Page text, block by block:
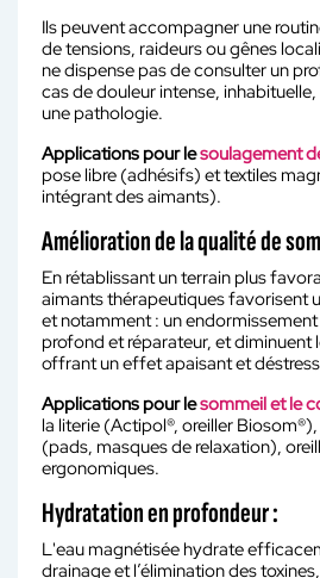
Ils peuvent accompagner une
de tensions, raideurs ou gênes
ne dispense pas de consulter un
cas de douleur intense,
une pathologie.
Applications pour lesoulagement
pose libre (adhésifs) et textiles
intégrant des aimants).
Amélioration de la qualité de
En rétablissant un terrain plus
aimants thérapeutiques favorisent
et notamment : un
profond et réparateur, et diminuent
offrant un effet apaisant et
Applications pour lesommeil et le
la literie (Actipol®, oreiller
(pads, masques de relaxation),
ergonomiques.
Hydratation en profondeur :
L'eau magnétisée hydrate
drainage et l’élimination des